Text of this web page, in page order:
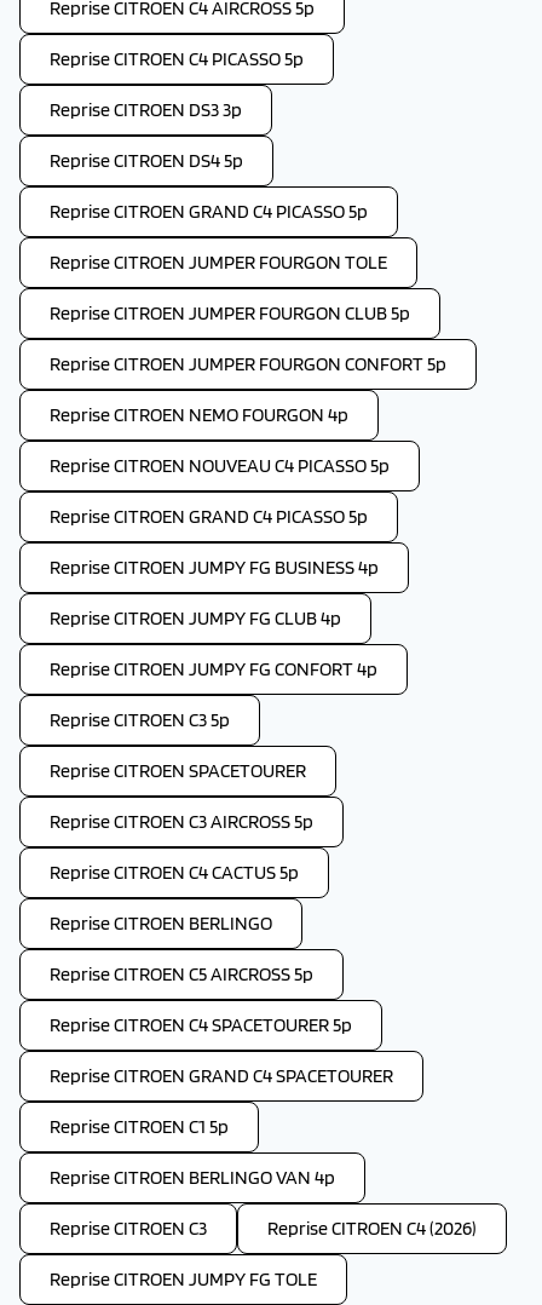
Reprise CITROEN C4 AIRCROSS 5p
Reprise CITROEN C4 PICASSO 5p
Reprise CITROEN DS3 3p
Reprise CITROEN DS4 5p
Reprise CITROEN GRAND C4 PICASSO 5p
Reprise CITROEN JUMPER FOURGON TOLE
Reprise CITROEN JUMPER FOURGON CLUB 5p
Reprise CITROEN JUMPER FOURGON CONFORT 5p
Reprise CITROEN NEMO FOURGON 4p
Reprise CITROEN NOUVEAU C4 PICASSO 5p
Reprise CITROEN GRAND C4 PICASSO 5p
Reprise CITROEN JUMPY FG BUSINESS 4p
Reprise CITROEN JUMPY FG CLUB 4p
Reprise CITROEN JUMPY FG CONFORT 4p
Reprise CITROEN C3 5p
Reprise CITROEN SPACETOURER
Reprise CITROEN C3 AIRCROSS 5p
Reprise CITROEN C4 CACTUS 5p
Reprise CITROEN BERLINGO
Reprise CITROEN C5 AIRCROSS 5p
Reprise CITROEN C4 SPACETOURER 5p
Reprise CITROEN GRAND C4 SPACETOURER
Reprise CITROEN C1 5p
Reprise CITROEN BERLINGO VAN 4p
Reprise CITROEN C3 Reprise CITROEN C4 (2026)
Reprise CITROEN JUMPY FG TOLE